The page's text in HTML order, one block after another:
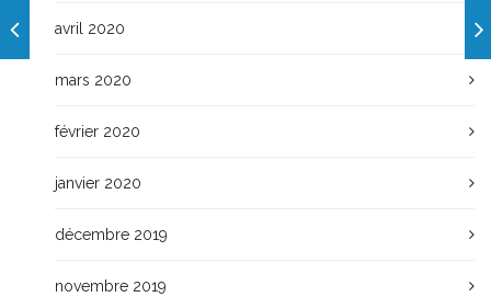
avril 2020
mars 2020
février 2020
janvier 2020
décembre 2019
novembre 2019